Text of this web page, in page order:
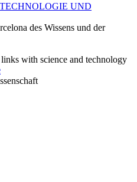
UND
des Wissens und der
with science and technology